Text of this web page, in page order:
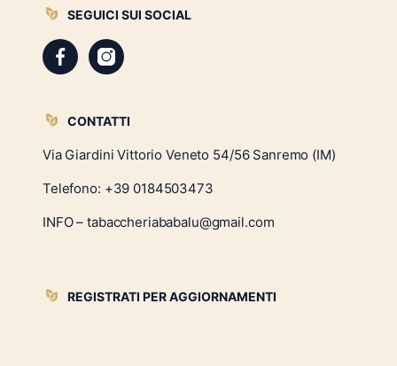
SEGUICI SUI SOCIAL
CONTATTI
Via Giardini Vittorio Veneto 54/56 Sanremo (IM)
Telefono: +39 0184503473
INFO – tabaccheriababalu@gmail.com
REGISTRATI PER AGGIORNAMENTI